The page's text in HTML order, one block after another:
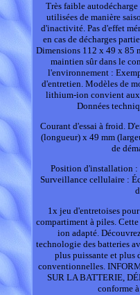
Très faible
utilisées de manière
d'inactivité. Pas d'effet
en cas de décharges
Dimensions 112 x 49 x 85
maintien sûr dans le
l'environnement :
d'entretien. Modèles de
lithium-ion convient aux
Données
Courant d'essai à froid.
(longueur) x 49 mm
de
Position d'installation :
Surveillance cellulaire :
1x jeu d'entretoises
compartiment à piles.
ion adapté.
technologie des batteries
plus puissante et plus
conventionnelles.
SUR LA BATTERIE,
conforme